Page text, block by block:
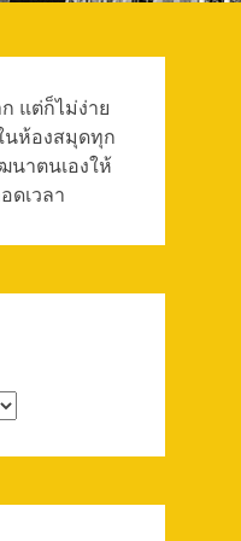
แต่ก็ไม่ง่าย
นห้องสมุดทุก
นาตนเองให้
ดเวลา